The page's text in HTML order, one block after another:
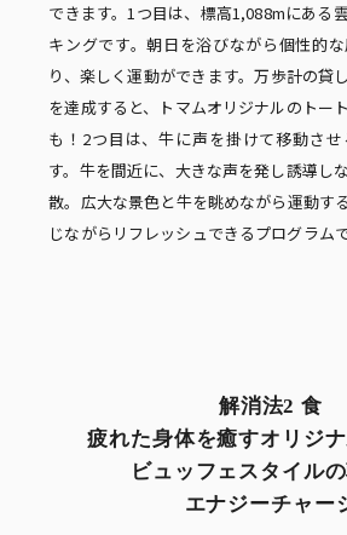
できます。1つ目は、標高1,088mにある
キングです。朝日を浴びながら個性的
り、楽しく運動ができます。万歩計の貸
を達成すると、トマムオリジナルのトー
も！2つ目は、牛に声を掛けて移動さ
す。牛を間近に、大きな声を発し誘導し
散。広大な景色と牛を眺めながら運動す
じながらリフレッシュできるプログラムで
解消法2 食
疲れた身体を癒すオリジナ
ビュッフェスタイル
エナジーチャー